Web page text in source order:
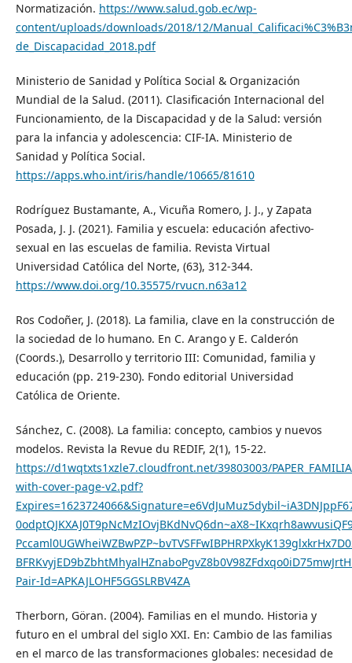
Normatización. https://www.salud.gob.ec/wp-
content/uploads/downloads/2018/12/
de_Discapacidad_2018.pdf
Ministerio de Sanidad y Política Social & Organización
Mundial de la Salud. (‎2011)‎. Clasificación Internacional del
Funcionamiento, de la Discapacidad y de la Salud: versión
para la infancia y adolescencia: CIF-IA. Ministerio de
Sanidad y Política Social.
https://apps.who.int/iris/handle/10665/81610
Rodríguez Bustamante, A., Vicuña Romero, J. J., y Zapata
Posada, J. J. (2021). Familia y escuela: educación afectivo-
sexual en las escuelas de familia. Revista Virtual
Universidad Católica del Norte, (63), 312-344.
https://www.doi.org/10.35575/rvucn.n63a12
Ros Codoñer, J. (2018). La familia, clave en la construcción de
la sociedad de lo humano. En C. Arango y E. Calderón
(Coords.), Desarrollo y territorio III: Comunidad, familia y
educación (pp. 219-230). Fondo editorial Universidad
Católica de Oriente.
Sánchez, C. (2008). La familia: concepto, cambios y nuevos
modelos. Revista la Revue du REDIF, 2(1), 15-22.
https://d1wqtxts1xzle7.cloudfront.net/39803003/
with-cover-page-v2.pdf?
Pair-Id=APKAJLOHF5GGSLRBV4ZA
Therborn, Göran. (2004). Familias en el mundo. Historia y
futuro en el umbral del siglo XXI. En: Cambio de las familias
en el marco de las transformaciones globales: necesidad de